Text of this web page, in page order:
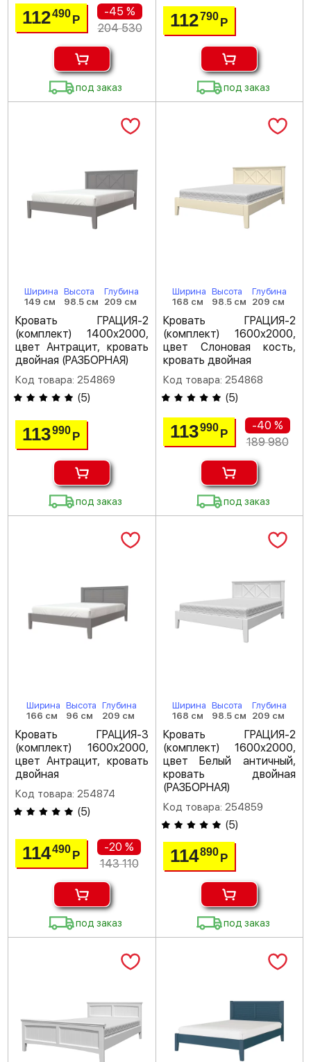
112490Р
-45 %
204 530
под заказ
112790 Р
под заказ
Ширина
149 см
Высота
98.5 см
Глубина
209 см
Кровать ГРАЦИЯ-2
(комплект) 1400х2000,
цвет Антрацит, кровать
двойная (РАЗБОРНАЯ)
Код товара: 254869
(5)
113990Р
под заказ
Ширина
168 см
Высота
98.5 см
Глубина
209 см
Кровать ГРАЦИЯ-2
(комплект) 1600х2000,
цвет Слоновая кость,
кровать двойная
Код товара: 254868
(5)
113990 Р
-40 %
189 980
под заказ
Ширина
166 см
Высота
96 см
Глубина
209 см
Кровать ГРАЦИЯ-3
(комплект) 1600х2000,
цвет Антрацит, кровать
двойная
Код товара: 254874
(5)
114490Р
-20 %
143 110
под заказ
Ширина
168 см
Высота
98.5 см
Глубина
209 см
Кровать ГРАЦИЯ-2
(комплект) 1600х2000,
цвет Белый античный,
кровать двойная
(РАЗБОРНАЯ)
Код товара: 254859
(5)
114890 Р
под заказ